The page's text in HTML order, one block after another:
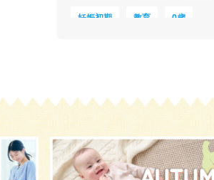
妊娠初期 教育 0歳
服装 育休 飲み物
ベビーカー 1歳未満、1～3歳
おむつ 出産準備 習い事